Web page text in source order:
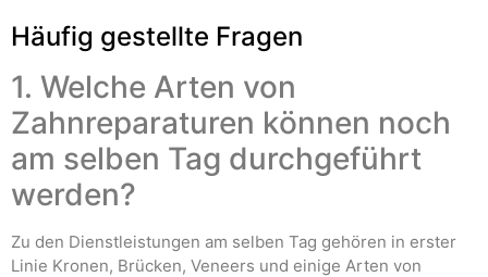
Häufig gestellte Fragen
1. Welche Arten von
Zahnreparaturen können noch
am selben Tag durchgeführt
werden?
Zu den Dienstleistungen am selben Tag gehören in erster
Linie Kronen, Brücken, Veneers und einige Arten von